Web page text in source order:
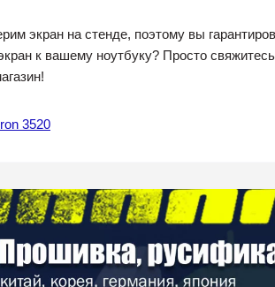
экран на стенде, поэтому вы
к вашему ноутбуку? Просто
3520